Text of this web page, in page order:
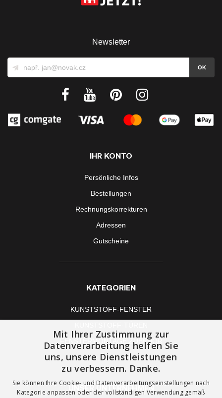
Newsletter
IHR KONTO
Persönliche Infos
Bestellungen
Rechnungskorrekturen
Adressen
Gutscheine
KATEGORIEN
KUNSTSTOFF-FENSTER
FENSTERMONTAGE ZUBEHÖR
UNSER UNTERNEHMEN
Mit Ihrer Zustimmung zur
Datenverarbeitung helfen Sie
uns, unsere Dienstleistungen
zu verbessern. Danke.
Sie können Ihre Cookie- und Datenverarbeitungseinstellungen nach
Kategorie anpassen oder der vollständigen Verwendung gemäß